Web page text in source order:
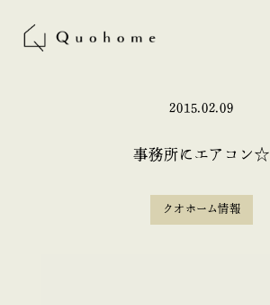
2015.02.09
事務所にエアコン☆
クオホーム情報